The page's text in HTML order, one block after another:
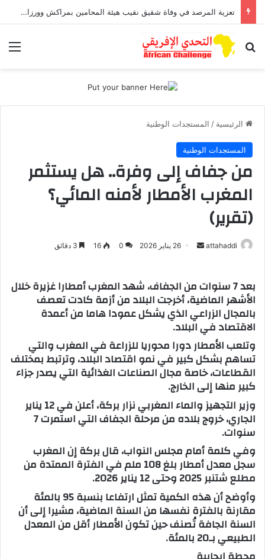
تعزية المرصد في وفاة شقيق نقيب هيئة المحامين بمراكش وورزازات
بحث عن
الرئيسية / المستجدات الوطنية
المستجدات الوطنية
من جفاف إلى وفرة.. هل يستثمر
المغرب الأمطار لأمنه المائي؟
(تقرير)
attahaddi
ل
ب
ر
ي
د
ا
إ
ك
ت
ي
26 يناير 2026 0
16
بعد 7 سنوات من الجفاف، شهد المغرب أمطارا غزيرة خلال
الأشهر الماضية، أخرجت البلاد من أزمة كادت تعصف
بالمجال الزراعي الذي يشكل عمودا هاما من أعمدة
الاقتصاد في البلاد.
وتلعب الأمطار دورا محوريا للزراعة في المغرب والتي
تساهم بشكل كبير في نمو اقتصاد البلاد، وترتبط بمختلف
القطاعات، خاصة مجال الصناعات الغذائية التي يصدر جزاء
كبير منها إلى الخارج.
وزير التجهيز والماء المغربي نزار بركة، أعلن في 12 يناير
الجاري، خروج بلاده من مرحلة الجفاف التي استمرت 7
سنوات.
وفي كلمة أمام مجلس النواب، قال بركة إن المغرب
سجل معدل أمطار بلغ 108 ملم في الفترة الممتدة من
مطلع شتنبر 2025 وحتى 12 يناير 2026.
وأوضح أن هذه الكمية تمثل ارتفاعا بنسبة 95 بالمئة
مقارنة بالفترة نفسها من السنة الماضية، مشيرا إلى أن
السنة الجافة تُصنف حين تكون الأمطار أقل من المعدل
الطبيعي بـ20 بالمئة.